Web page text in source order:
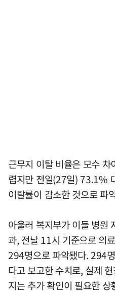
근무지 이탈 비율은 모수
렵지만 전일(27일) 73.1%
이탈률이 감소한 것으로 파
아울러 복지부가 이들 병원
과, 전날 11시 기준으로 의
294명으로 파악됐다. 294
다고 보고한 수치로, 실제
지는 추가 확인이 필요한 상